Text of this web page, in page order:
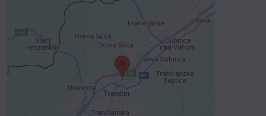
Externý obsah je blokovaný
Voľbami súkromia
Prajete si načítať externý obsah?
Povoliť tentokrát